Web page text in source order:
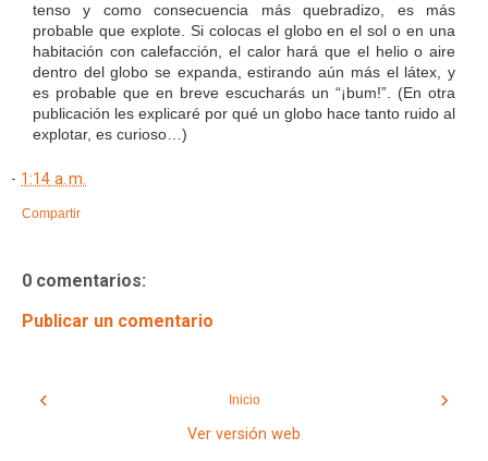
tenso y como consecuencia más quebradizo, es más
probable que explote. Si colocas el globo en el sol o en una
habitación con calefacción, el calor hará que el helio o aire
dentro del globo se expanda, estirando aún más el látex, y
es probable que en breve escucharás un “¡bum!”. (En otra
publicación les explicaré por qué un globo hace tanto ruido al
explotar, es curioso…)
- 1:14 a. m.
Compartir
0 comentarios:
Publicar un comentario
‹ ›
Inicio
Ver versión web